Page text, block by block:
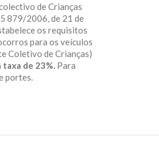
de Crianças
879/2006, de 21 de
os requisitos
para os veículos
Coletivo de Crianças)
de 23%. Para
de portes.